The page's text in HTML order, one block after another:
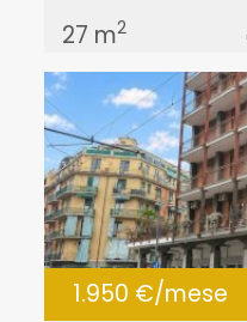
27 m2
1.950 €/mese